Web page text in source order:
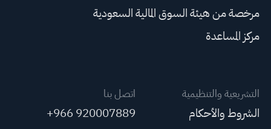
مرخصة من هيئة السوق المالية السعودية
مركز المساعدة
التشريعية والتنظيمية
الشروط والأحكام
اتصل بنا
+966 920007889